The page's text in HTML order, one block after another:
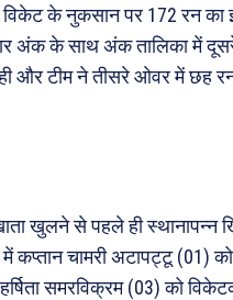
के नुकसान पर 172 रन का
अंक के साथ अंक तालिका में
और टीम ने तीसरे ओवर में छह
खुलने से पहले ही स्थानापन्न
कप्तान चामरी अटापट्टू (01)
समरविक्रम (03) को